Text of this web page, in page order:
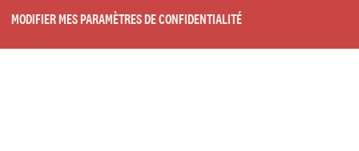
MODIFIER MES PARAMÈTRES DE CONFIDENTIALITÉ